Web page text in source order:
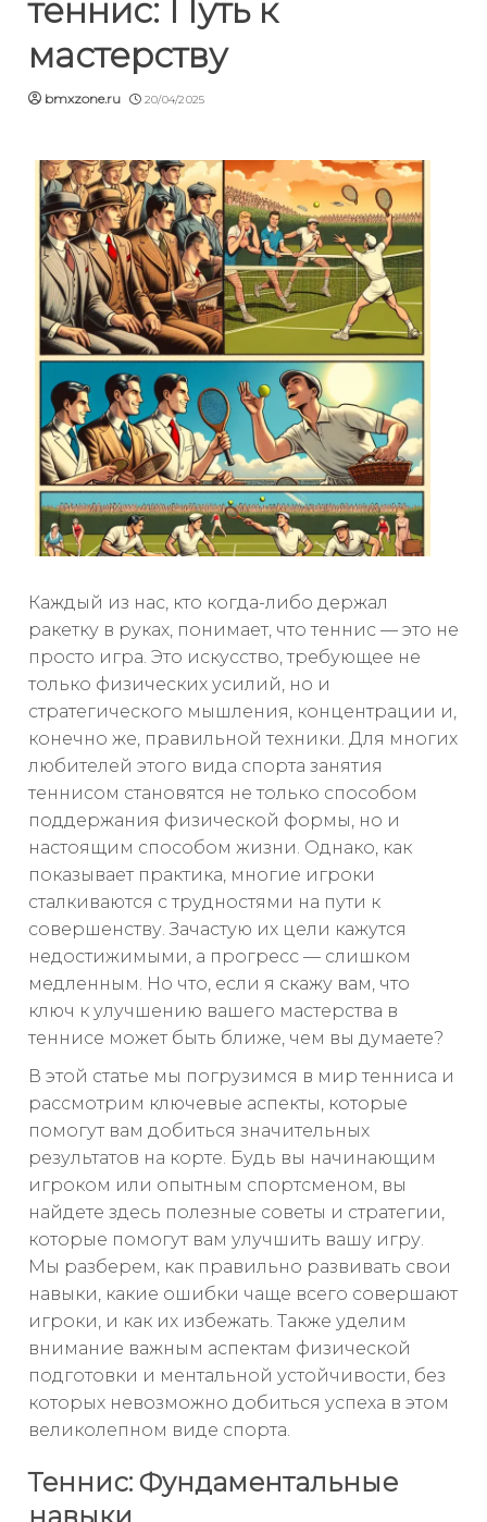
теннис: Путь к
мастерству
bmxzone.ru 20/04/2025
Каждый из нас, кто когда-либо держал
ракетку в руках, понимает, что теннис — это не
просто игра. Это искусство, требующее не
только физических усилий, но и
стратегического мышления, концентрации и,
конечно же, правильной техники. Для многих
любителей этого вида спорта занятия
теннисом становятся не только способом
поддержания физической формы, но и
настоящим способом жизни. Однако, как
показывает практика, многие игроки
сталкиваются с трудностями на пути к
совершенству. Зачастую их цели кажутся
недостижимыми, а прогресс — слишком
медленным. Но что, если я скажу вам, что
ключ к улучшению вашего мастерства в
теннисе может быть ближе, чем вы думаете?
В этой статье мы погрузимся в мир тенниса и
рассмотрим ключевые аспекты, которые
помогут вам добиться значительных
результатов на корте. Будь вы начинающим
игроком или опытным спортсменом, вы
найдете здесь полезные советы и стратегии,
которые помогут вам улучшить вашу игру.
Мы разберем, как правильно развивать свои
навыки, какие ошибки чаще всего совершают
игроки, и как их избежать. Также уделим
внимание важным аспектам физической
подготовки и ментальной устойчивости, без
которых невозможно добиться успеха в этом
великолепном виде спорта.
Теннис: Фундаментальные